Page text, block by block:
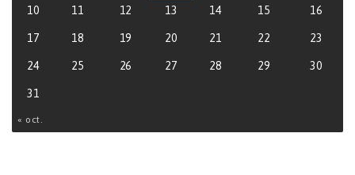
« oct.
10 11 12 13 14 15 16
17 18 19 20 21 22 23
24 25 26 27 28 29 30
31